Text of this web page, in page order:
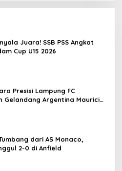
Juara! SSB PSS Angkat
Cup U15 2026
Presisi Lampung FC
Gelandang Argentina Mauricio
dari AS Monaco,
2-0 di Anfield